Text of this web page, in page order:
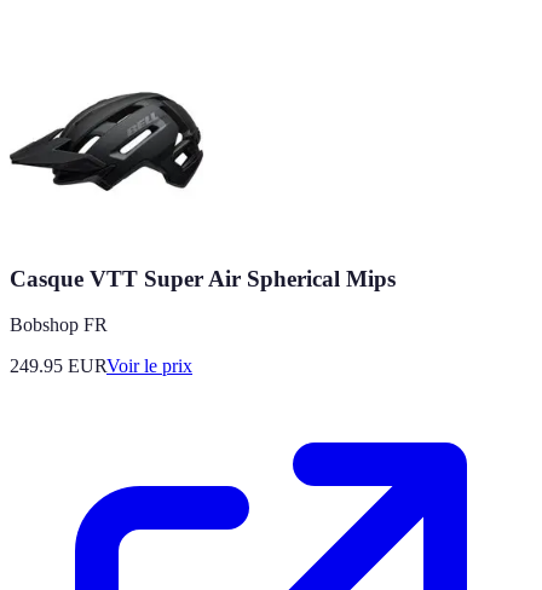
Casque VTT Super Air Spherical Mips
Bobshop FR
249.95 EURVoir le prix